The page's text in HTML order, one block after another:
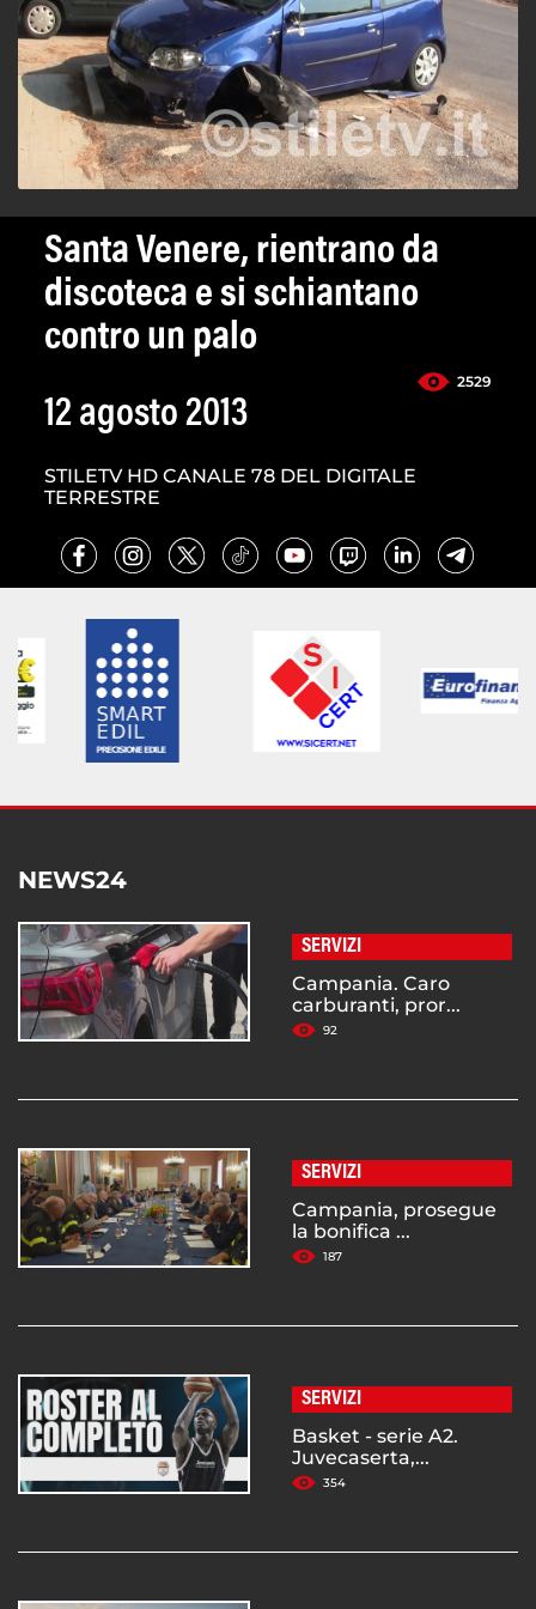
Santa Venere, rientrano da
discoteca e si schiantano
contro un palo
2529
12 agosto 2013
STILETV HD CANALE 78 DEL DIGITALE
TERRESTRE
NEWS24
SERVIZI
Campania. Caro
carburanti, pror...
92
SERVIZI
Campania, prosegue
la bonifica ...
187
SERVIZI
Basket - serie A2.
Juvecaserta,...
354